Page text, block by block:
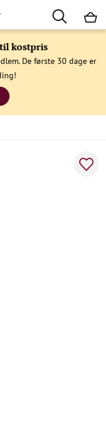
kostpris
De første 30 dage er